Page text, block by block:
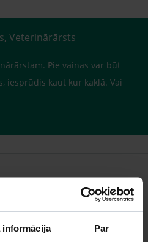
informācija Par
Veterinārārsts
Pie vainas var būt
iesprūdis kaut kur kaklā. Vai
uz jebkuru Jūsu jautājumu